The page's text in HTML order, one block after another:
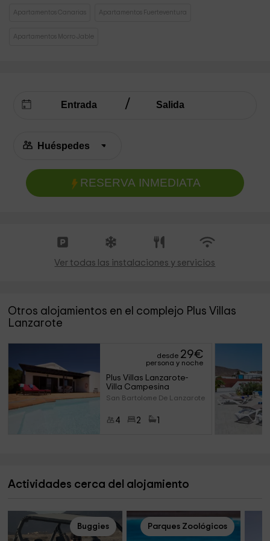
Apartamentos Canarias Apartamentos Fuerteventura
Apartamentos Morro Jable
RESERVA INMEDIATA
Ver todas las instalaciones y servicios
Otros alojamientos en el complejo Plus Villas
Lanzarote
desde 29€
persona y noche
Plus Villas Lanzarote-
Villa Campesina
San Bartolome De Lanzarote (La
4 2
Actividades cerca del alojamiento
Buggies Parques Zoológicos